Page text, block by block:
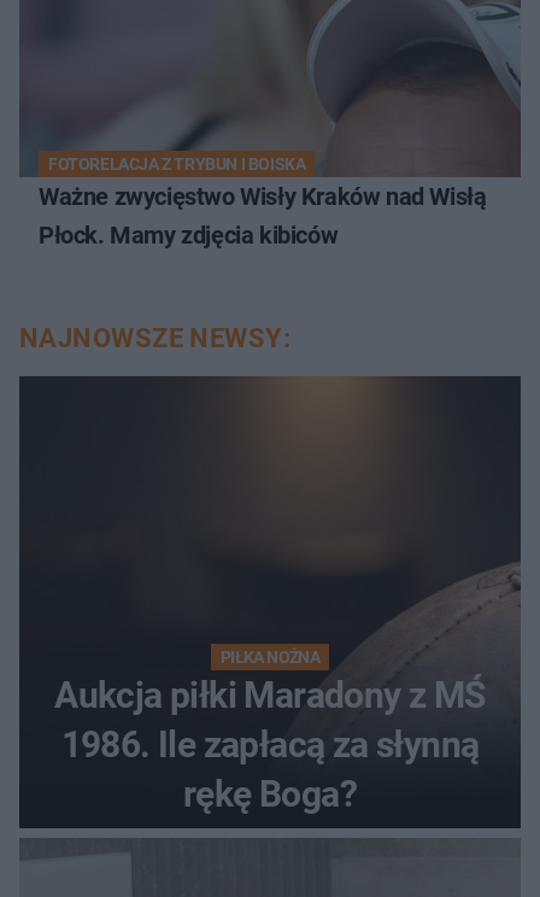
FOTORELACJA Z TRYBUN I BOISKA
Ważne zwycięstwo Wisły Kraków nad Wisłą
Płock. Mamy zdjęcia kibiców
NAJNOWSZE NEWSY:
PIŁKA NOŻNA
Aukcja piłki Maradony z MŚ
1986. Ile zapłacą za słynną
rękę Boga?